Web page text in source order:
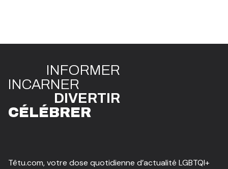
INFORMER
INCARNER
DIVERTIR
CÉLÉBRER
Têtu.com, votre dose quotidienne d’actualité LGBTQI+